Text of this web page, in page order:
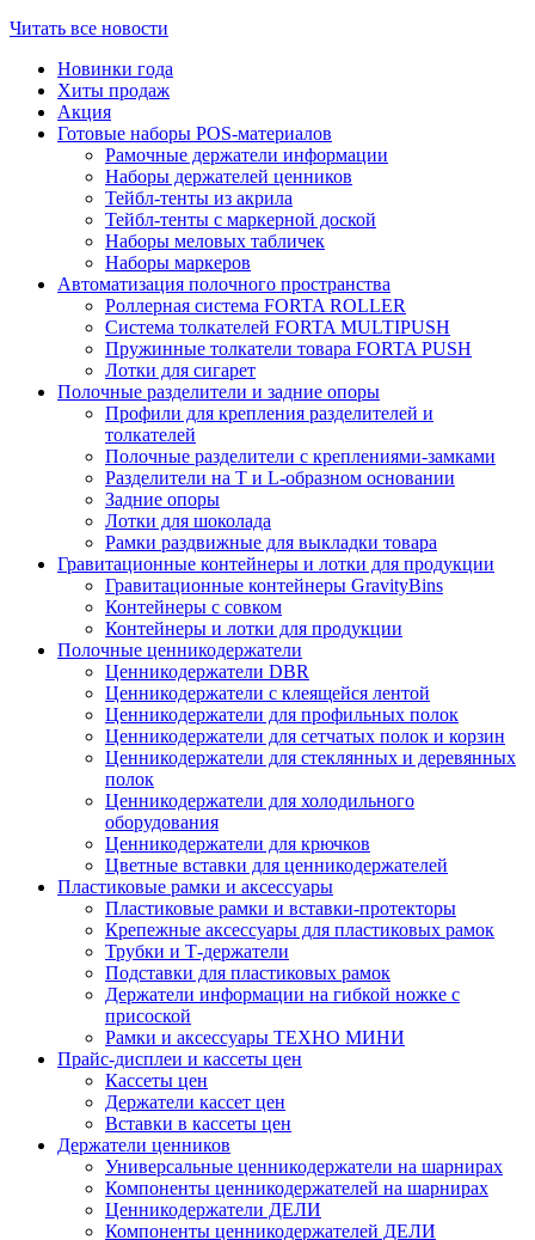
Читать все новости
Новинки года
Хиты продаж
Акция
Готовые наборы POS-материалов
Рамочные держатели информации
Наборы держателей ценников
Тейбл-тенты из акрила
Тейбл-тенты с маркерной доской
Наборы меловых табличек
Наборы маркеров
Автоматизация полочного пространства
Роллерная система FORTA ROLLER
Система толкателей FORTA MULTIPUSH
Пружинные толкатели товара FORTA PUSH
Лотки для сигарет
Полочные разделители и задние опоры
Профили для крепления разделителей и
толкателей
Полочные разделители с креплениями-замками
Разделители на Т и L-образном основании
Задние опоры
Лотки для шоколада
Рамки раздвижные для выкладки товара
Гравитационные контейнеры и лотки для продукции
Гравитационные контейнеры GravityBins
Контейнеры с совком
Контейнеры и лотки для продукции
Полочные ценникодержатели
Ценникодержатели DBR
Ценникодержатели с клеящейся лентой
Ценникодержатели для профильных полок
Ценникодержатели для сетчатых полок и корзин
Ценникодержатели для стеклянных и деревянных
полок
Ценникодержатели для холодильного
оборудования
Ценникодержатели для крючков
Цветные вставки для ценникодержателей
Пластиковые рамки и аксессуары
Пластиковые рамки и вставки-протекторы
Крепежные аксессуары для пластиковых рамок
Трубки и Т-держатели
Подставки для пластиковых рамок
Держатели информации на гибкой ножке с
присоской
Рамки и аксессуары ТЕХНО МИНИ
Прайс-дисплеи и кассеты цен
Кассеты цен
Держатели кассет цен
Вставки в кассеты цен
Держатели ценников
Универсальные ценникодержатели на шарнирах
Компоненты ценникодержателей на шарнирах
Ценникодержатели ДЕЛИ
Компоненты ценникодержателей ДЕЛИ